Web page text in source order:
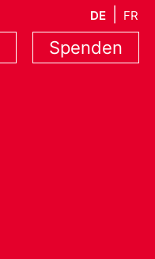
DE FR
Spenden